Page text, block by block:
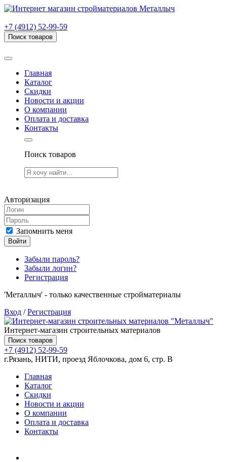
+7 (4912) 52-99-59
Поиск товаров
Главная
Каталог
Скидки
Новости и акции
О компании
Оплата и доставка
Контакты
Поиск товаров
Авторизация
Запомнить меня
Войти
Забыли пароль?
Забыли логин?
Регистрация
'Металлыч' - только качественные стройматериалы
Вход /Регистрация
Интернет-магазин строительных материалов
Поиск товаров
+7 (4912) 52-99-59
г.Рязань, НИТИ, проезд Яблочкова, дом 6, стр. В
Главная
Каталог
Скидки
Новости и акции
О компании
Оплата и доставка
Контакты